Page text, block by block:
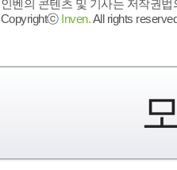
인벤의 콘텐츠 및 기사는 저작권
Copyrightⓒ Inven.All rights